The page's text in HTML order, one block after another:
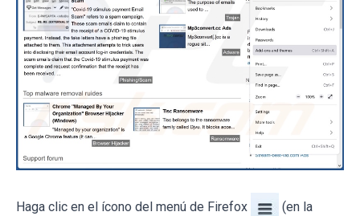
Haga clic en el ícono del menú de Firefox (en la